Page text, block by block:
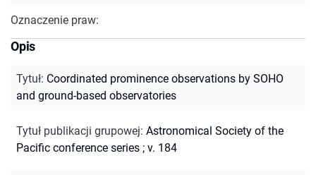
Oznaczenie praw:
Opis
Tytuł: Coordinated prominence observations by SOHO
and ground-based observatories
Tytuł publikacji grupowej: Astronomical Society of the
Pacific conference series ; v. 184